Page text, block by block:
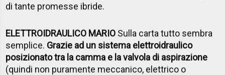
di tante promesse ibride.
ELETTROIDRAULICO MARIO Sulla carta tutto sembra
semplice. Grazie ad un sistema elettroidraulico
posizionato tra la camma e la valvola di aspirazione
(quindi non puramente meccanico, elettrico o